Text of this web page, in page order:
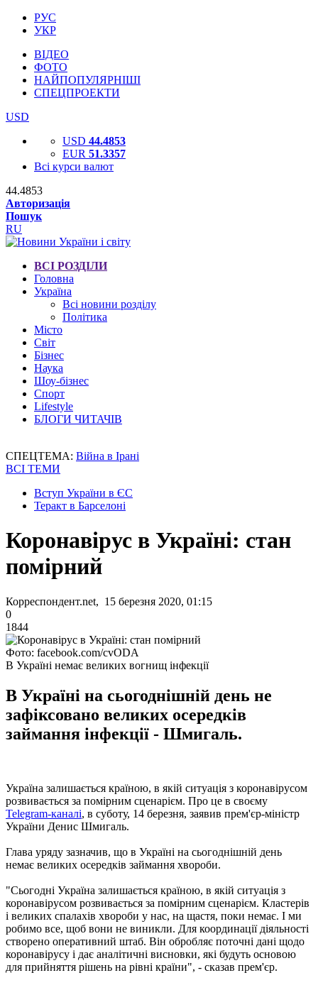
РУС
УКР
ВІДЕО
ФОТО
НАЙПОПУЛЯРНІШІ
СПЕЦПРОЕКТИ
USD
USD 44.4853
EUR 51.3357
Всі курси валют
44.4853
Авторизація
Пошук
RU
ВСІ РОЗДІЛИ
Головна
Україна
Всі новини розділу
Політика
Місто
Світ
Бізнес
Наука
Шоу-бізнес
Спорт
Lifestyle
БЛОГИ ЧИТАЧІВ
СПЕЦТЕМА: Війна в Ірані
ВСІ ТЕМИ
Вступ України в ЄС
Теракт в Барселоні
Коронавірус в Україні: стан
помірний
Корреспондент.net, 15 березня 2020, 01:15
0
1844
Фото: facebook.com/cvODA
В Україні немає великих вогнищ інфекції
В Україні на сьогоднішній день не
зафіксовано великих осередків
займання інфекції - Шмигаль.
Україна залишається країною, в якій ситуація з коронавірусом
розвивається за помірним сценарієм. Про це в своєму
Telegram-каналі, в суботу, 14 березня, заявив прем'єр-міністр
України Денис Шмигаль.
Глава уряду зазначив, що в Україні на сьогоднішній день
немає великих осередків займання хвороби.
"Сьогодні Україна залишається країною, в якій ситуація з
коронавірусом розвивається за помірним сценарієм. Кластерів
і великих спалахів хвороби у нас, на щастя, поки немає. І ми
робимо все, щоб вони не виникли. Для координації діяльності
створено оперативний штаб. Він обробляє поточні дані щодо
коронавірусу і дає аналітичні висновки, які будуть основою
для прийняття рішень на рівні країни", - сказав прем'єр.